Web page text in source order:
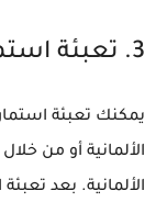
3. تعبئة استمارة طلب التأشيرة
يمكنك تعبئة
الألمانية. بعد